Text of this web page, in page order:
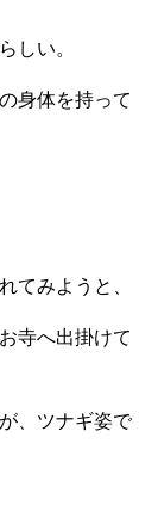
しい。
身体を持って
てみようと、
寺へ出掛けて
、ツナギ姿で